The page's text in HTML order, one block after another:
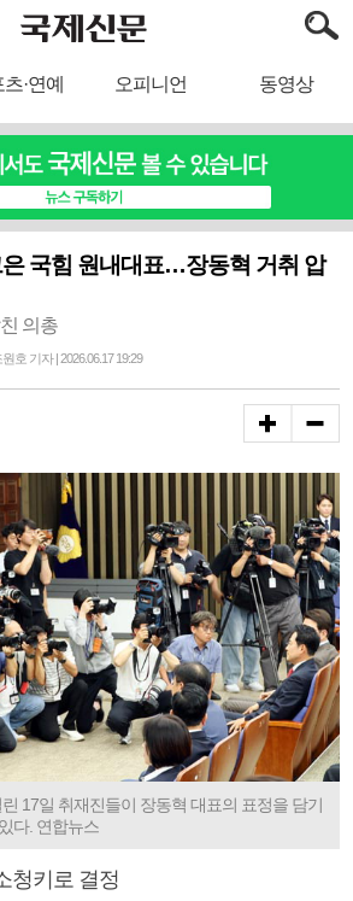
·연예 오피니언 동영상
은 국힘 원내대표…장동혁 거취 압
의총
호 기자 | 2026.06.17 19:29
17일 취재진들이 장동혁 대표의 표정을 담기
다. 연합뉴스
청키로 결정